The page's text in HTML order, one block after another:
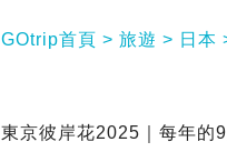
GOtrip首頁 旅遊 日本
東京彼岸花2025｜每年的